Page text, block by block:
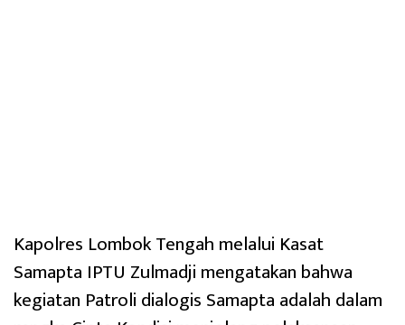
Kapolres Lombok Tengah melalui Kasat
Samapta IPTU Zulmadji mengatakan bahwa
kegiatan Patroli dialogis Samapta adalah dalam